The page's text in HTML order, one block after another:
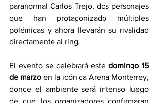
paranormal Carlos Trejo, dos personajes
que han protagonizado múltiples
polémicas y ahora llevarán su rivalidad
directamente al ring.
El evento se celebrará este domingo 15
de marzo en la icónica Arena Monterrey,
donde el ambiente será intenso luego